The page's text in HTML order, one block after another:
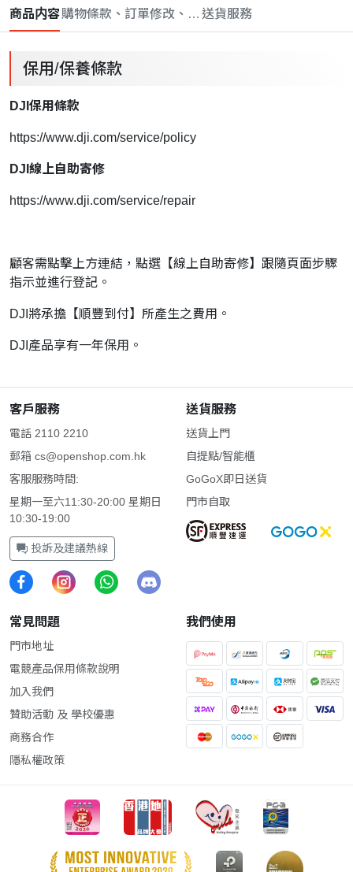
商品内容購物條款、訂單修改、取消與退款政策
送貨服務
保用/保養條款
DJI保用條款
https://www.dji.com/service/policy
DJI線上自助寄修
https://www.dji.com/service/repair
顧客需點擊上方連結，點選【線上自助寄修】跟隨頁面步驟
指示並進行登記。
DJI將承擔【順豐到付】所產生之費用。
DJI產品享有一年保用。
客戶服務
電話 2110 2210
郵箱 cs@openshop.com.hk
客服服務時間:
星期一至六11:30-20:00 星期日
10:30-19:00
投訴及建議熱線
送貨服務
送貨上門
自提點/智能櫃
GoGoX即日送貨
門市自取
常見問題
門市地址
電競產品保用條款說明
加入我們
贊助活動 及 學校優惠
商務合作
隱私權政策
我們使用